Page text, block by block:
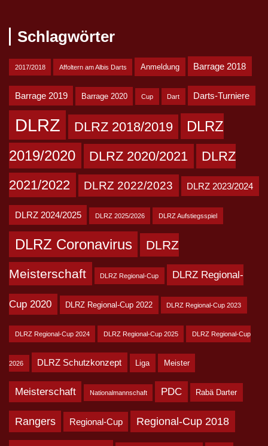
Schlagwörter
2017/2018 Affoltern am Albis Darts Anmeldung Barrage 2018
Barrage 2019 Barrage 2020 Cup Dart Darts-Turniere
DLRZ DLRZ 2018/2019
DLRZ
2019/2020
DLRZ 2020/2021
DLRZ
2021/2022
DLRZ 2022/2023 DLRZ 2023/2024
DLRZ 2024/2025 DLRZ 2025/2026 DLRZ Aufstiegsspiel
DLRZ Coronavirus DLRZ
Meisterschaft DLRZ Regional-Cup DLRZ Regional-
Cup 2020 DLRZ Regional-Cup 2022 DLRZ Regional-Cup 2023
DLRZ Regional-Cup 2024 DLRZ Regional-Cup 2025 DLRZ Regional-Cup
2026 DLRZ Schutzkonzept Liga Meister
Meisterschaft Nationalmannschaft PDC Rabä Darter
Rangers Regional-Cup Regional-Cup 2018